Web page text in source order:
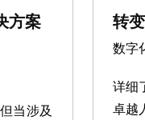
方案
当涉及
转
数字
详细
卓越